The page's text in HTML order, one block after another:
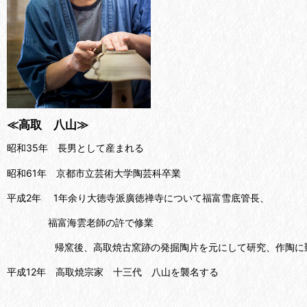
≪高取 八山≫
昭和35年 長男として産まれる
昭和61年 京都市立芸術大学陶芸科卒業
平成2年 1年余り大徳寺派廣徳禅寺について福富雪底管長、
福富海雲老師の許で修業
帰窯後、高取焼古窯跡の発掘陶片を元にして研究、作陶に
平成12年 高取焼宗家 十三代 八山を襲名する